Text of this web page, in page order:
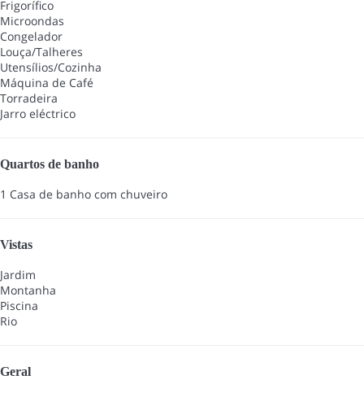
Frigorífico
Microondas
Congelador
Louça/Talheres
Utensílios/Cozinha
Máquina de Café
Torradeira
Jarro eléctrico
Quartos de banho
1 Casa de banho com chuveiro
Vistas
Jardim
Montanha
Piscina
Rio
Geral